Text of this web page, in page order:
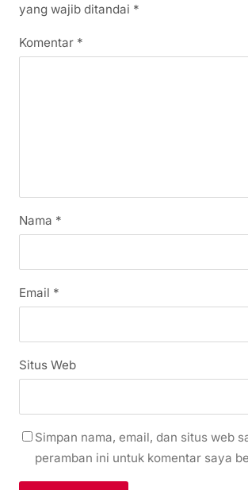
yang wajib ditandai *
Komentar *
Nama *
Email *
Situs Web
Simpan nama, email, dan situs web
peramban ini untuk komentar saya